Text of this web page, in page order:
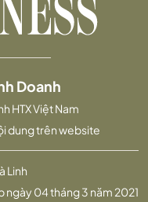
Linh
ngày 04 tháng 3 năm 2021
Doanh
HTX Việt Nam
dung trên website